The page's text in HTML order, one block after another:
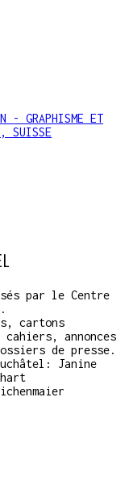
par le Centre
cartons
annonces
de presse.
Janine